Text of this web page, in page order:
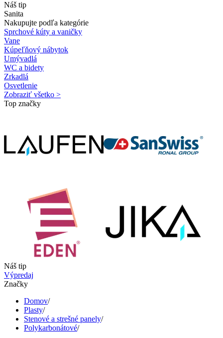
Náš tip
Sanita
Nakupujte podľa kategórie
Sprchové kúty a vaničky
Vane
Kúpeľňový nábytok
Umývadlá
WC a bidety
Zrkadlá
Osvetlenie
Zobraziť všetko >
Top značky
Náš tip
Výpredaj
Značky
Domov/
Plasty/
Stenové a strešné panely/
Polykarbonátové/